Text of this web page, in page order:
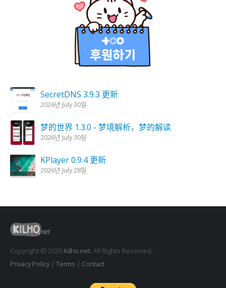
SecretDNS 3.9.3 更新
2026년 July 30일
梦的世界 1.3.0 - 梦境解析，梦的解读
2026년 July 30일
KPlayer 0.9.4 更新
2026년 July 28일
Kalmuri 4.2.6 更新
2026년 July 23일
Copyright © 2026 Kilho.net. All Rights Reserved.
Privacy Policy| Terms | Contact